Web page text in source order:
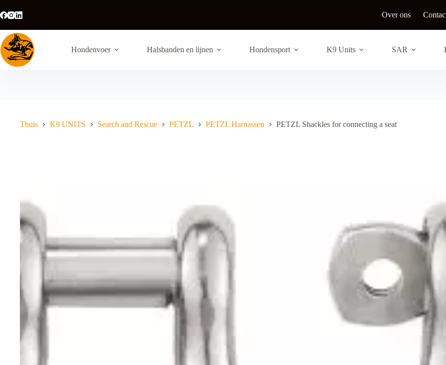
naar
de
inhoud
Over ons
Hondenvoer Halsbanden en lijnen Hondensport K9 Units SAR
Thuis K9 UNITS Search and Rescue PETZL PETZL Harnassen PETZL Shackles for connecting a seat